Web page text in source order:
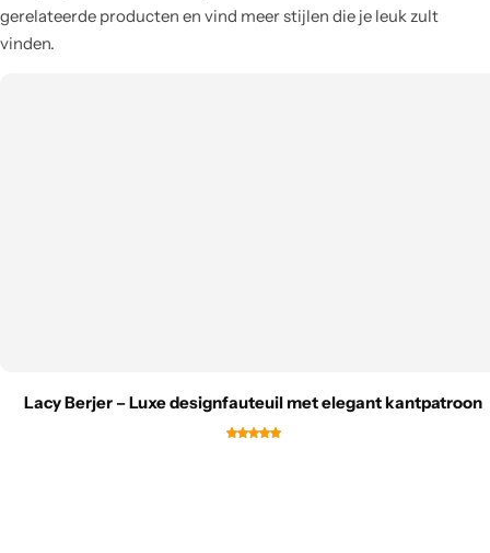
gerelateerde producten en vind meer stijlen die je leuk zult
vinden.
Lacy Berjer – Luxe designfauteuil met elegant kantpatroon